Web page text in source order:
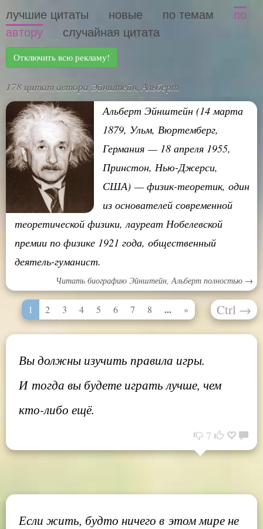
лучшие цитаты новые по темам
по
автору
случайная цитата
Отключить всю рекламу!
178 цитат автора Эйнштейн, Альберт
Альберт Эйнштейн (14 марта
1879, Ульм, Вюртемберг,
Германия — 18 апреля 1955,
Принстон, Нью-Джерси,
США) — физик-теоретик, один
из основателей современной
теоретической физики, лауреат Нобелевской
премии по физике 1921 года, общественный
деятель-гуманист.
Читать биографию Эйнштейн, Альберт полностью →
1 2 3 4 5 6 7 8 ... » Ctrl →
Вы должны изучить правила игры.
И тогда вы будете играть лучше, чем
кто-либо ещё.
7
Если жить, будто ничего в этом мире не